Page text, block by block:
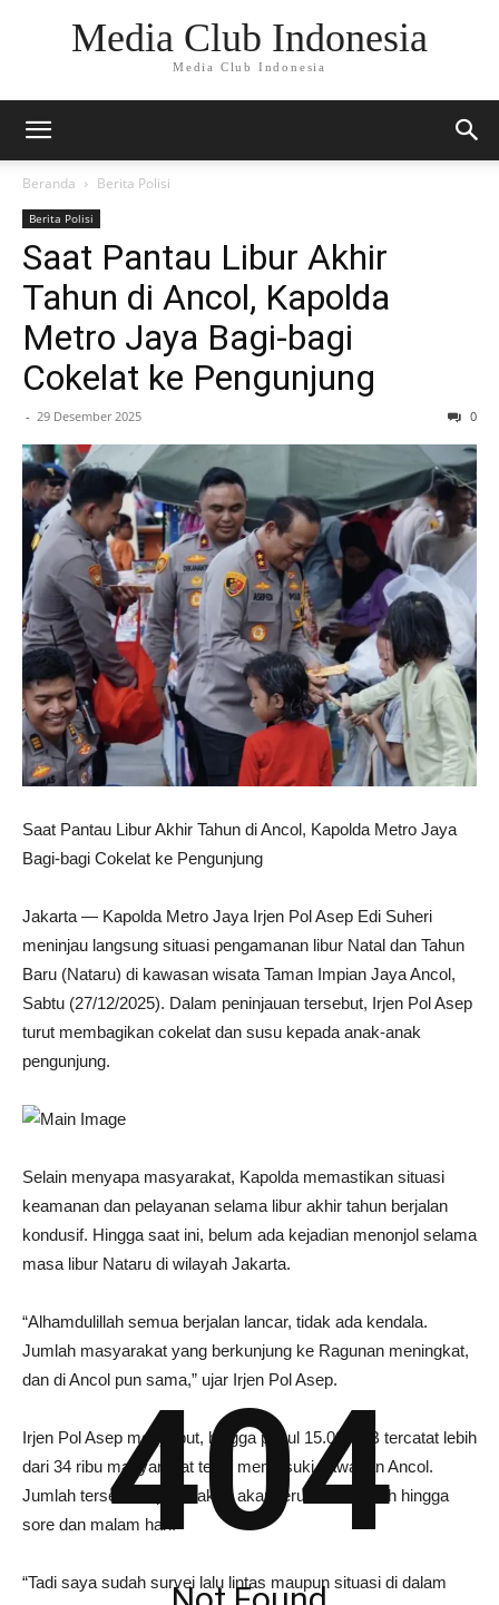
Media Club Indonesia
Media Club Indonesia
Beranda Berita Polisi
Berita Polisi
Saat Pantau Libur Akhir
Tahun di Ancol, Kapolda
Metro Jaya Bagi-bagi
Cokelat ke Pengunjung
- 29 Desember 2025 0
Saat Pantau Libur Akhir Tahun di Ancol, Kapolda Metro Jaya
Bagi-bagi Cokelat ke Pengunjung
Jakarta — Kapolda Metro Jaya Irjen Pol Asep Edi Suheri
meninjau langsung situasi pengamanan libur Natal dan Tahun
Baru (Nataru) di kawasan wisata Taman Impian Jaya Ancol,
Sabtu (27/12/2025). Dalam peninjauan tersebut, Irjen Pol Asep
turut membagikan cokelat dan susu kepada anak-anak
pengunjung.
Selain menyapa masyarakat, Kapolda memastikan situasi
keamanan dan pelayanan selama libur akhir tahun berjalan
kondusif. Hingga saat ini, belum ada kejadian menonjol selama
masa libur Nataru di wilayah Jakarta.
“Alhamdulillah semua berjalan lancar, tidak ada kendala.
Jumlah masyarakat yang berkunjung ke Ragunan meningkat,
dan di Ancol pun sama,” ujar Irjen Pol Asep.
Irjen Pol Asep menyebut, hingga pukul 15.00 WIB tercatat lebih
dari 34 ribu masyarakat telah memasuki kawasan Ancol.
Jumlah tersebut diperkirakan akan terus bertambah hingga
sore dan malam hari.
“Tadi saya sudah survei lalu lintas maupun situasi di dalam
404